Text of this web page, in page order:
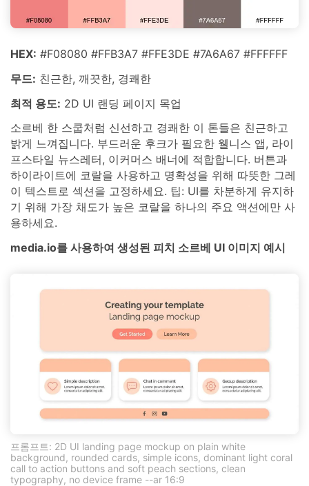
HEX: #F08080 #FFB3A7 #FFE3DE #7A6A67 #FFFFFF
무드: 친근한, 깨끗한, 경쾌한
최적 용도: 2D UI 랜딩 페이지 목업
소르베 한 스쿱처럼 신선하고 경쾌한 이 톤들은 친근하고
밝게 느껴집니다. 부드러운 후크가 필요한 웰니스 앱, 라이
프스타일 뉴스레터, 이커머스 배너에 적합합니다. 버튼과
하이라이트에 코랄을 사용하고 명확성을 위해 따뜻한 그레
이 텍스트로 섹션을 고정하세요. 팁: UI를 차분하게 유지하
기 위해 가장 채도가 높은 코랄을 하나의 주요 액션에만 사
용하세요.
media.io를 사용하여 생성된 피치 소르베 UI 이미지 예시
프롬프트: 2D UI landing page mockup on plain white
background, rounded cards, simple icons, dominant light coral
call to action buttons and soft peach sections, clean
typography, no device frame --ar 16:9